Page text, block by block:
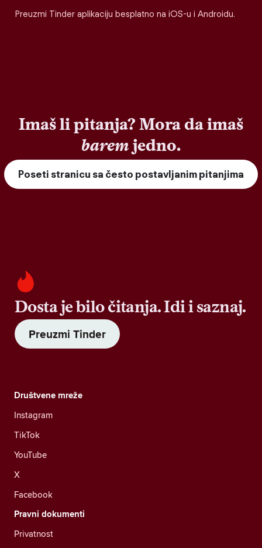
Preuzmi Tinder aplikaciju besplatno na iOS-u i Androidu.
Imaš li pitanja? Mora da imaš
baremjedno.
Poseti stranicu sa često postavljanim pitanjima
Dosta je bilo čitanja. Idi i saznaj.
Preuzmi Tinder
Društvene mreže
Instagram
TikTok
YouTube
X
Facebook
Pravni dokumenti
Privatnost